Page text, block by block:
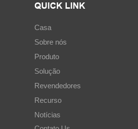
QUICK LINK
Casa
Sobre nós
Produto
Solução
Revendedores
Recurso
Notícias